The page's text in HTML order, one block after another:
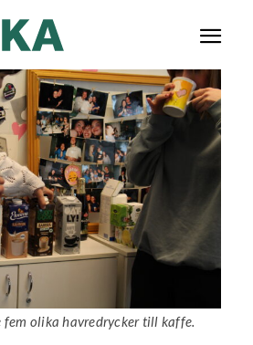
fem olika havredrycker till kaffe.